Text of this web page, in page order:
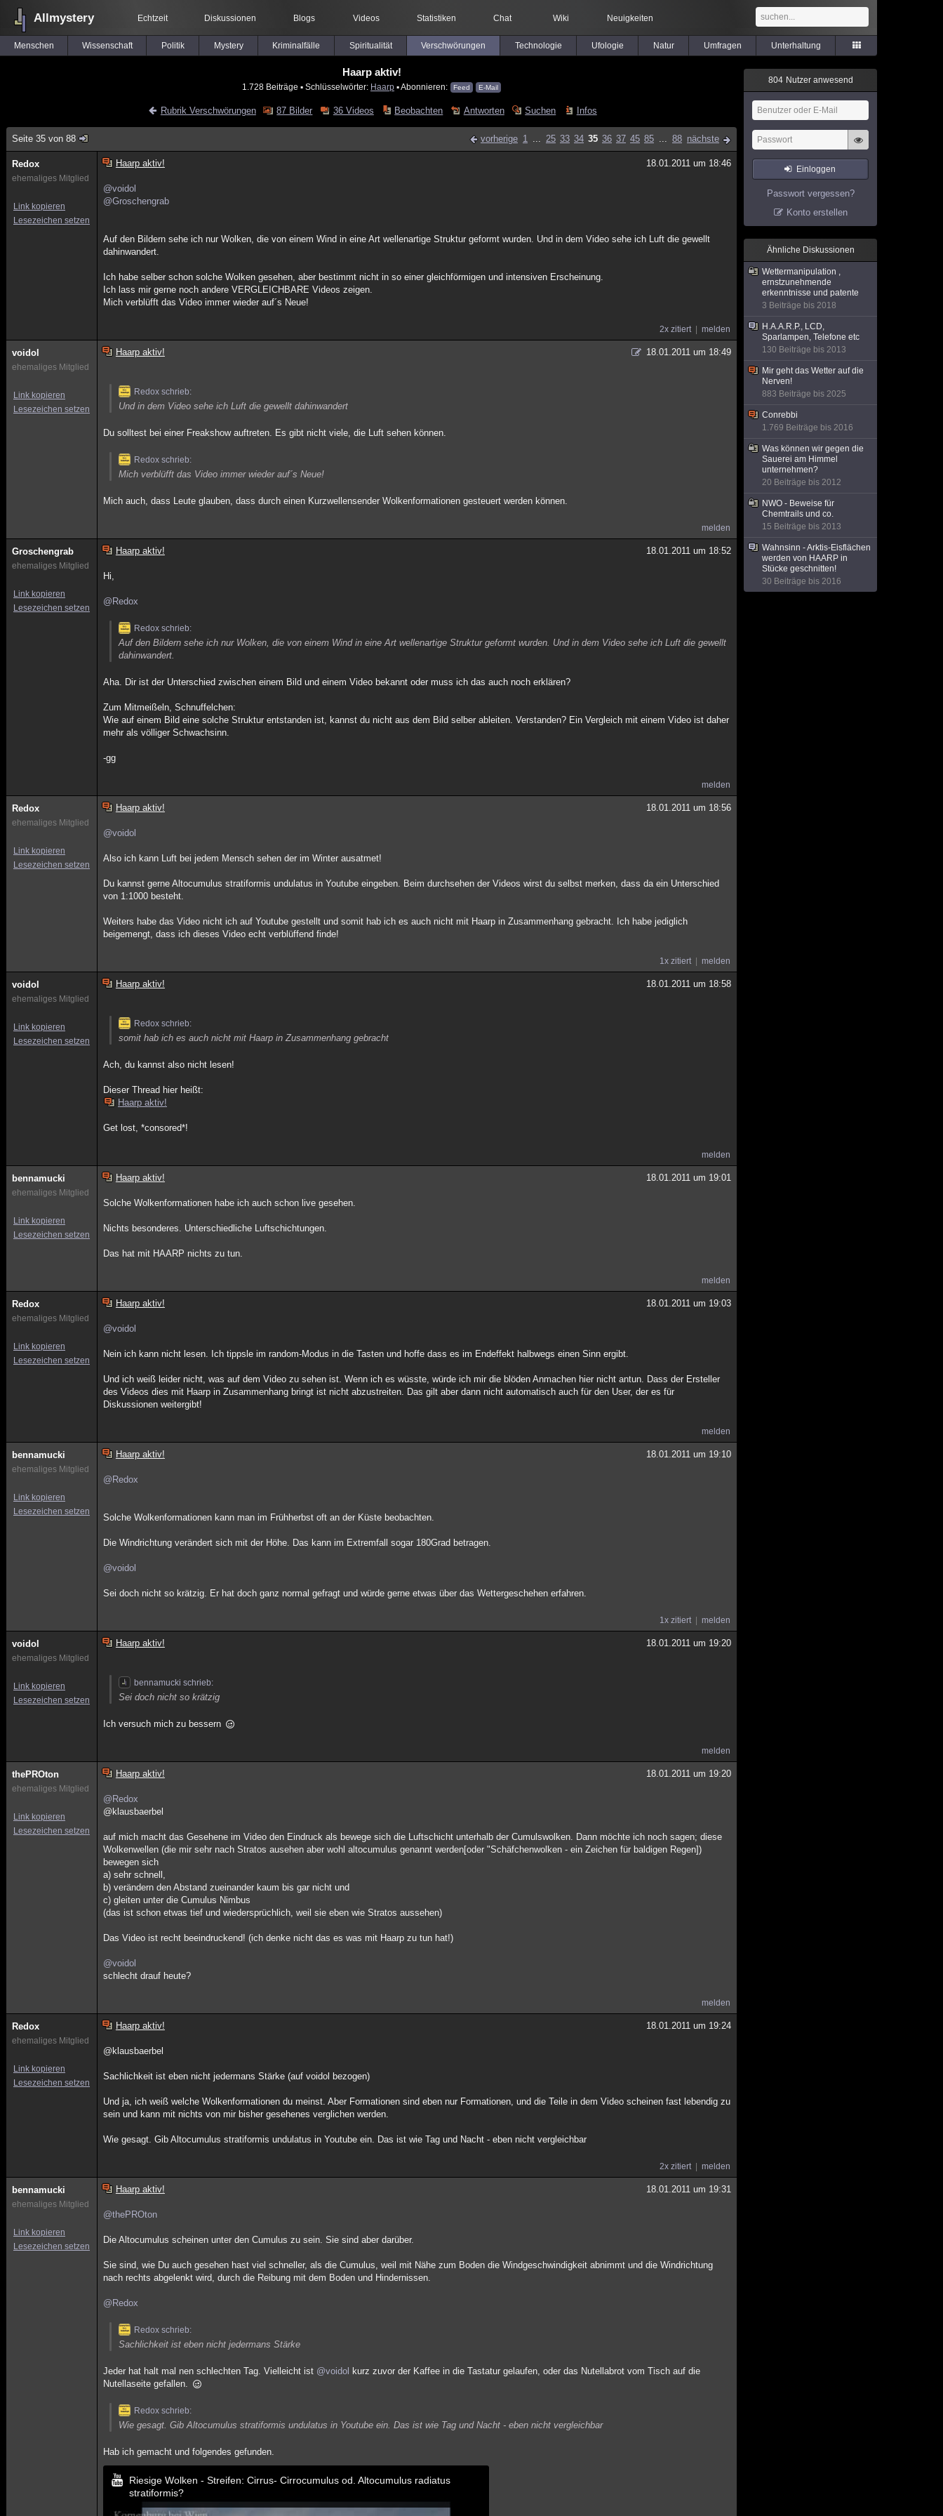
Allmystery Echtzeit Diskussionen Blogs Videos Statistiken Chat Wiki Neuigkeiten
Menschen Wissenschaft Politik Mystery Kriminalfälle Spiritualität Verschwörungen Technologie Ufologie Natur Umfragen Unterhaltung
Haarp aktiv!
1.728 Beiträge ▪ Schlüsselwörter: Haarp ▪ Abonnieren: Feed E-Mail
Rubrik Verschwörungen 87 Bilder 36 Videos Beobachten Antworten Suchen Infos
Seite 35 von 88 vorherige 1 ... 25 33 34 35 36 37 45 85 ... 88 nächste
Redox
ehemaliges Mitglied
Link kopieren
Lesezeichen setzen
Haarp aktiv! 18.01.2011 um 18:46
@voidol
@Groschengrab
Auf den Bildern sehe ich nur Wolken, die von einem Wind in eine Art wellenartige Struktur geformt wurden. Und in dem Video sehe ich Luft die gewellt
dahinwandert.
Ich habe selber schon solche Wolken gesehen, aber bestimmt nicht in so einer gleichförmigen und intensiven Erscheinung.
Ich lass mir gerne noch andere VERGLEICHBARE Videos zeigen.
Mich verblüfft das Video immer wieder auf´s Neue!
2x zitiert melden
voidol
ehemaliges Mitglied
Link kopieren
Lesezeichen setzen
Haarp aktiv! 18.01.2011 um 18:49
Redox schrieb:
Und in dem Video sehe ich Luft die gewellt dahinwandert
Du solltest bei einer Freakshow auftreten. Es gibt nicht viele, die Luft sehen können.
Redox schrieb:
Mich verblüfft das Video immer wieder auf´s Neue!
Mich auch, dass Leute glauben, dass durch einen Kurzwellensender Wolkenformationen gesteuert werden können.
melden
Groschengrab
ehemaliges Mitglied
Link kopieren
Lesezeichen setzen
Haarp aktiv! 18.01.2011 um 18:52
Hi,
@Redox
Redox schrieb:
Auf den Bildern sehe ich nur Wolken, die von einem Wind in eine Art wellenartige Struktur geformt wurden. Und in dem Video sehe ich Luft die gewellt
dahinwandert.
Aha. Dir ist der Unterschied zwischen einem Bild und einem Video bekannt oder muss ich das auch noch erklären?
Zum Mitmeißeln, Schnuffelchen:
Wie auf einem Bild eine solche Struktur entstanden ist, kannst du nicht aus dem Bild selber ableiten. Verstanden? Ein Vergleich mit einem Video ist daher
mehr als völliger Schwachsinn.
-gg
melden
Redox
ehemaliges Mitglied
Link kopieren
Lesezeichen setzen
Haarp aktiv! 18.01.2011 um 18:56
@voidol
Also ich kann Luft bei jedem Mensch sehen der im Winter ausatmet!
Du kannst gerne Altocumulus stratiformis undulatus in Youtube eingeben. Beim durchsehen der Videos wirst du selbst merken, dass da ein Unterschied
von 1:1000 besteht.
Weiters habe das Video nicht ich auf Youtube gestellt und somit hab ich es auch nicht mit Haarp in Zusammenhang gebracht. Ich habe jediglich
beigemengt, dass ich dieses Video echt verblüffend finde!
1x zitiert melden
voidol
ehemaliges Mitglied
Link kopieren
Lesezeichen setzen
Haarp aktiv! 18.01.2011 um 18:58
Redox schrieb:
somit hab ich es auch nicht mit Haarp in Zusammenhang gebracht
Ach, du kannst also nicht lesen!
Dieser Thread hier heißt:
Haarp aktiv!
Get lost, *consored*!
melden
bennamucki
ehemaliges Mitglied
Link kopieren
Lesezeichen setzen
Haarp aktiv! 18.01.2011 um 19:01
Solche Wolkenformationen habe ich auch schon live gesehen.
Nichts besonderes. Unterschiedliche Luftschichtungen.
Das hat mit HAARP nichts zu tun.
melden
Redox
ehemaliges Mitglied
Link kopieren
Lesezeichen setzen
Haarp aktiv! 18.01.2011 um 19:03
@voidol
Nein ich kann nicht lesen. Ich tippsle im random-Modus in die Tasten und hoffe dass es im Endeffekt halbwegs einen Sinn ergibt.
Und ich weiß leider nicht, was auf dem Video zu sehen ist. Wenn ich es wüsste, würde ich mir die blöden Anmachen hier nicht antun. Dass der Ersteller
des Videos dies mit Haarp in Zusammenhang bringt ist nicht abzustreiten. Das gilt aber dann nicht automatisch auch für den User, der es für
Diskussionen weitergibt!
melden
bennamucki
ehemaliges Mitglied
Link kopieren
Lesezeichen setzen
Haarp aktiv! 18.01.2011 um 19:10
@Redox
Solche Wolkenformationen kann man im Frühherbst oft an der Küste beobachten.
Die Windrichtung verändert sich mit der Höhe. Das kann im Extremfall sogar 180Grad betragen.
@voidol
Sei doch nicht so krätzig. Er hat doch ganz normal gefragt und würde gerne etwas über das Wettergeschehen erfahren.
1x zitiert melden
voidol
ehemaliges Mitglied
Link kopieren
Lesezeichen setzen
Haarp aktiv! 18.01.2011 um 19:20
bennamucki schrieb:
Sei doch nicht so krätzig
Ich versuch mich zu bessern
melden
thePROton
ehemaliges Mitglied
Link kopieren
Lesezeichen setzen
Haarp aktiv! 18.01.2011 um 19:20
@Redox
@klausbaerbel
auf mich macht das Gesehene im Video den Eindruck als bewege sich die Luftschicht unterhalb der Cumulswolken. Dann möchte ich noch sagen; diese
Wolkenwellen (die mir sehr nach Stratos ausehen aber wohl altocumulus genannt werden[oder "Schäfchenwolken - ein Zeichen für baldigen Regen])
bewegen sich
a) sehr schnell,
b) verändern den Abstand zueinander kaum bis gar nicht und
c) gleiten unter die Cumulus Nimbus
(das ist schon etwas tief und wiedersprüchlich, weil sie eben wie Stratos aussehen)
Das Video ist recht beeindruckend! (ich denke nicht das es was mit Haarp zu tun hat!)
@voidol
schlecht drauf heute?
melden
Redox
ehemaliges Mitglied
Link kopieren
Lesezeichen setzen
Haarp aktiv! 18.01.2011 um 19:24
@klausbaerbel
Sachlichkeit ist eben nicht jedermans Stärke (auf voidol bezogen)
Und ja, ich weiß welche Wolkenformationen du meinst. Aber Formationen sind eben nur Formationen, und die Teile in dem Video scheinen fast lebendig zu
sein und kann mit nichts von mir bisher gesehenes verglichen werden.
Wie gesagt. Gib Altocumulus stratiformis undulatus in Youtube ein. Das ist wie Tag und Nacht - eben nicht vergleichbar
2x zitiert melden
bennamucki
ehemaliges Mitglied
Link kopieren
Lesezeichen setzen
Haarp aktiv! 18.01.2011 um 19:31
@thePROton
Die Altocumulus scheinen unter den Cumulus zu sein. Sie sind aber darüber.
Sie sind, wie Du auch gesehen hast viel schneller, als die Cumulus, weil mit Nähe zum Boden die Windgeschwindigkeit abnimmt und die Windrichtung
nach rechts abgelenkt wird, durch die Reibung mit dem Boden und Hindernissen.
@Redox
Redox schrieb:
Sachlichkeit ist eben nicht jedermans Stärke
Jeder hat halt mal nen schlechten Tag. Vielleicht ist @voidol kurz zuvor der Kaffee in die Tastatur gelaufen, oder das Nutellabrot vom Tisch auf die
Nutellaseite gefallen.
Redox schrieb:
Wie gesagt. Gib Altocumulus stratiformis undulatus in Youtube ein. Das ist wie Tag und Nacht - eben nicht vergleichbar
Hab ich gemacht und folgendes gefunden.
Riesige Wolken - Streifen: Cirrus- Cirrocumulus od. Altocumulus radiatus
stratiformis?
804 Nutzer anwesend
Einloggen
Passwort vergessen?
Konto erstellen
Ähnliche Diskussionen
Wettermanipulation ,
ernstzunehmende
erkenntnisse und patente
3 Beiträge bis 2018
H.A.A.R.P., LCD,
Sparlampen, Telefone etc
130 Beiträge bis 2013
Mir geht das Wetter auf die
Nerven!
883 Beiträge bis 2025
Conrebbi
1.769 Beiträge bis 2016
Was können wir gegen die
Sauerei am Himmel
unternehmen?
20 Beiträge bis 2012
NWO - Beweise für
Chemtrails und co.
15 Beiträge bis 2013
Wahnsinn - Arktis-Eisflächen
werden von HAARP in
Stücke geschnitten!
30 Beiträge bis 2016